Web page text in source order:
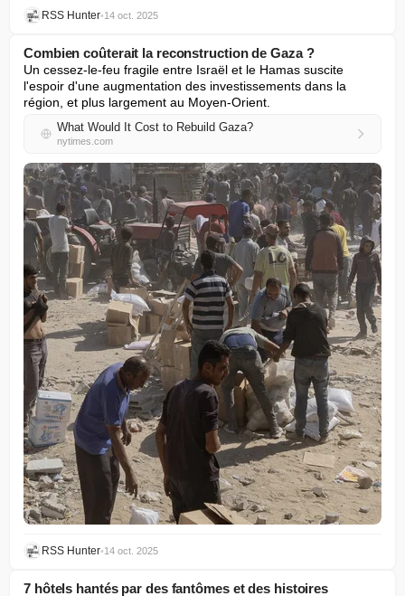
RSS Hunter•14 oct. 2025
Combien coûterait la reconstruction de Gaza ?
Un cessez-le-feu fragile entre Israël et le Hamas suscite
l'espoir d'une augmentation des investissements dans la
région, et plus largement au Moyen-Orient.
What Would It Cost to Rebuild Gaza?
nytimes.com
RSS Hunter•14 oct. 2025
7 hôtels hantés par des fantômes et des histoires